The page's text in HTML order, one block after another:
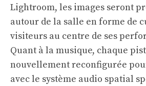
Lightroom, les images seront
autour de la salle en forme de
visiteurs au centre de ses
Quant à la musique, chaque
nouvellement reconfigurée
avec le système audio spatial